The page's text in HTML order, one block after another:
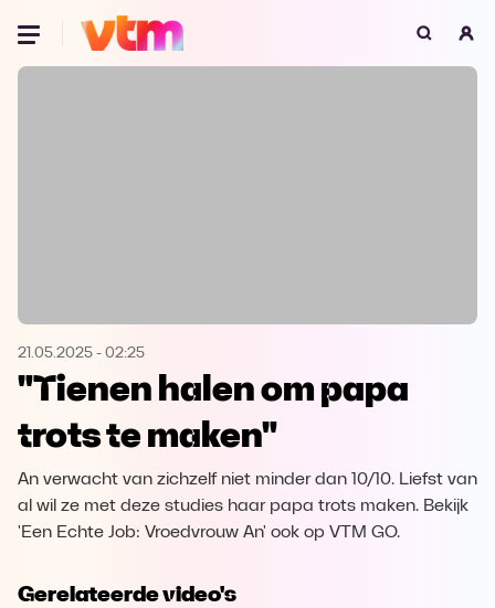
Oeps, browser niet ondersteund
Microsoft Edge Download
Opera
21.05.2025 - 02:25
"Tienen halen om papa
trots te maken"
An verwacht van zichzelf niet minder dan 10/10. Liefst van
al wil ze met deze studies haar papa trots maken. Bekijk
'Een Echte Job: Vroedvrouw An' ook op VTM GO.
Gerelateerde video's